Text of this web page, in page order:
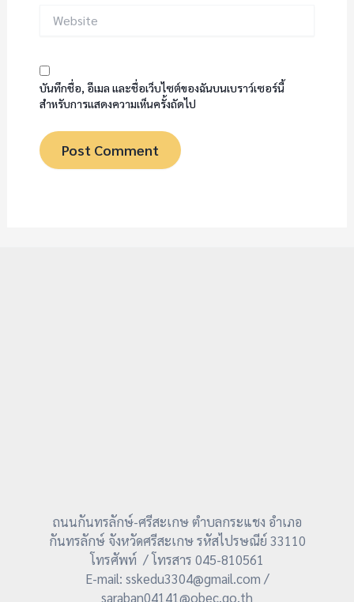
บันทึกชื่อ, อีเมล และชื่อเว็บไซต์ของฉันบนเบราว์เซอร์นี้
สำหรับการแสดงความเห็นครั้งถัดไป
ถนนกันทรลักษ์-ศรีสะเกษ ตำบลกระแชง อำเภอ
กันทรลักษ์ จังหวัดศรีสะเกษ รหัสไปรษณีย์ 33110
โทรศัพท์ / โทรสาร 045-810561
E-mail: sskedu3304@gmail.com /
saraban04141@obec.go.th